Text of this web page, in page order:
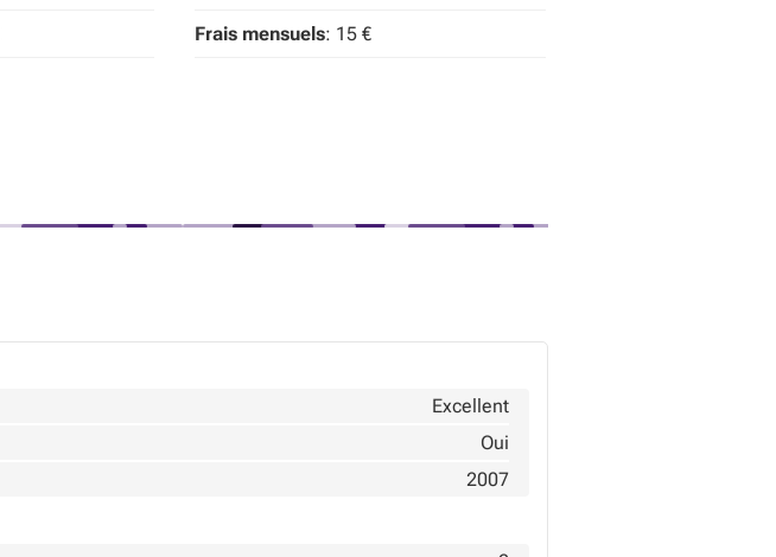
Frais mensuels: 15 €
Excellent
Oui
2007